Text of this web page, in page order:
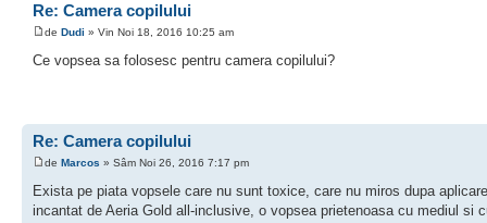
Re: Camera copilului
de Dudi » Vin Noi 18, 2016 10:25 am
Ce vopsea sa folosesc pentru camera copilului?
Re: Camera copilului
de Marcos » Sâm Noi 26, 2016 7:17 pm
Exista pe piata vopsele care nu sunt toxice, care nu miros dupa
incantat de Aeria Gold all-inclusive, o vopsea prietenoasa cu mediul si